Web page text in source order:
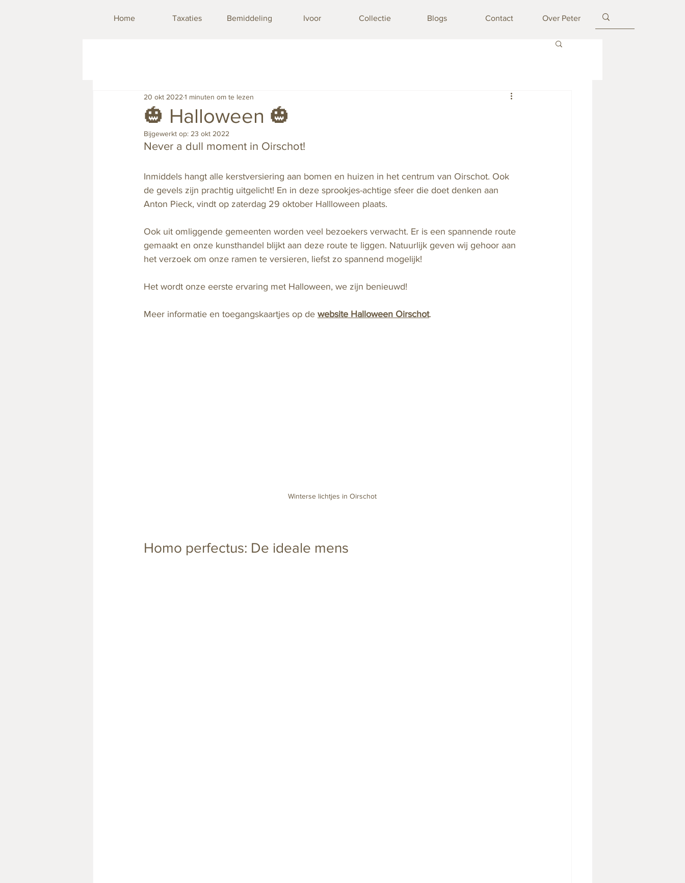
Home Taxaties Bemiddeling Ivoor Collectie Blogs Contact Over Peter
🎃 Halloween 🎃
20 okt 2022 1 minuten om te lezen
Bijgewerkt op: 23 okt 2022
Never a dull moment in Oirschot!
Inmiddels hangt alle kerstversiering aan bomen en huizen in het centrum van Oirschot. Ook
de gevels zijn prachtig uitgelicht! En in deze sprookjes-achtige sfeer die doet denken aan
Anton Pieck, vindt op zaterdag 29 oktober Hallloween plaats.
Ook uit omliggende gemeenten worden veel bezoekers verwacht. Er is een spannende route
gemaakt en onze kunsthandel blijkt aan deze route te liggen. Natuurlijk geven wij gehoor aan
het verzoek om onze ramen te versieren, liefst zo spannend mogelijk!
Het wordt onze eerste ervaring met Halloween, we zijn benieuwd!
Meer informatie en toegangskaartjes op de website Halloween Oirschot.
Winterse lichtjes in Oirschot
Homo perfectus: De ideale mens